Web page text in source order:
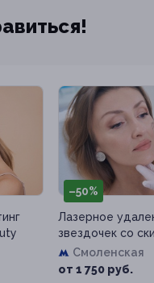
–50%
Лазерное
звездочек со
Смоленская
от 1 750 руб.